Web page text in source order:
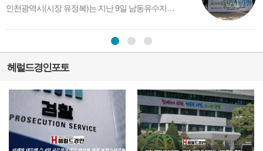
인천광역시(시장 유정복)는 지난 9일 남동유수지에서 대만 등지에서 월동한 후 매년 3월경 인천을 찾아오는 저어새를 위해 ‘저어새 둥지 정비' 행사를 진행했다고 밝혔다. 이번 행사는 국립생태원, 한국물새네트워크, 저어새NGO네트워크, 동아시아-대양주 철새이동경로 파트너십(EAAFP) 등 유관 단체와 자원봉사자, 시민들과 함께 참여...
헤럴드경인포토